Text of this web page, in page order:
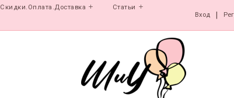
Скидки.Оплата.Доставка Статьи
Вход